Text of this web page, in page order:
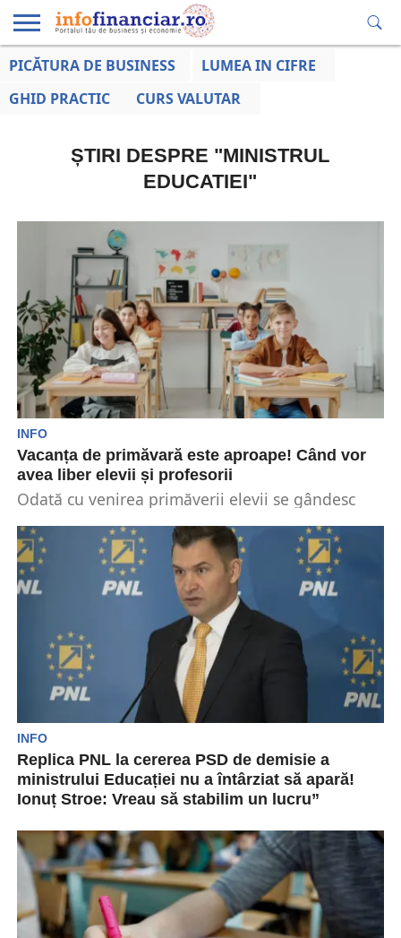
EDUCAȚIE
LA ZI
AFACERILOR
PICĂTURA DE BUSINESS
LUMEA IN CIFRE
GHID PRACTIC
CURS VALUTAR
ȘTIRI DESPRE "MINISTRUL
EDUCATIEI"
INFO
Vacanța de primăvară este aproape! Când vor
avea liber elevii și profesorii
Odată cu venirea primăverii elevii se gândesc
primăvara...
INFO
Replica PNL la cererea PSD de demisie a
ministrului Educației nu a întârziat să apară!
Ionuț Stroe: Vreau să stabilim un lucru”
joi mai multe detalii, într-o intervenție la...